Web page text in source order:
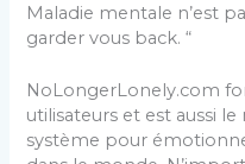
Maladie mentale n’est
garder vous back. “
NoLongerLonely.com
utilisateurs et est aussi
système pour